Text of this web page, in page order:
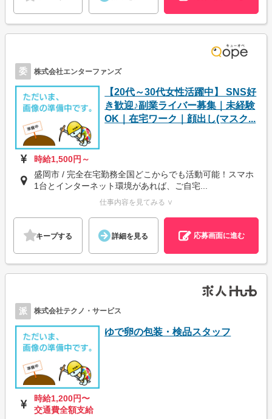
委 株式会社エンターファンズ
【20代～30代女性活躍中】 SNS好
き歓迎♪副業ライバー募集｜未経験
OK｜在宅ワーク｜顔出し(マスク...
時給1,500円～
盛岡市 / 完全在宅勤務全国どこからでも活動可能！スマホ
1台とインターネット環境があれば、ご自宅...
仕事内容を見てみる ∨
キープする 詳細を見る 応募画面に進む
派 株式会社テクノ・サービス
ゆで卵の包装・検品スタッフ
時給1,200円〜
交通費全額支給